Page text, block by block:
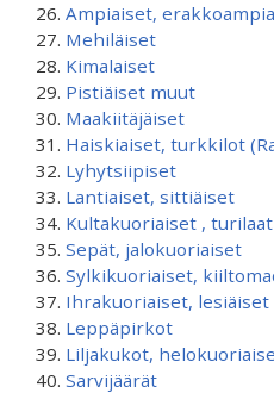
Ampiaiset,
Mehiläiset
Kimalaiset
Pistiäiset muut
Maakiitäjäiset
Haiskiaiset, turkkilot
Lyhytsiipiset
Lantiaiset, sittiäiset
Kultakuoriaiset ,
Sepät, jalokuoriaiset
Sylkikuoriaiset,
Ihrakuoriaiset, lesiäiset
Leppäpirkot
Liljakukot,
Sarvijäärät